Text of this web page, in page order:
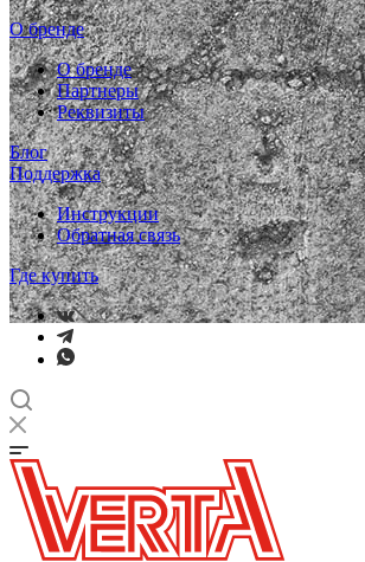
О бренде
О бренде
Партнеры
Реквизиты
Блог
Поддержка
Инструкции
Обратная связь
Где купить